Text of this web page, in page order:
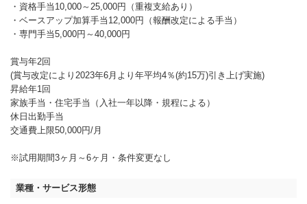
・資格手当10,000～25,000円（重複支給あり）
・ベースアップ加算手当12,000円（報酬改定による手当）
・専門手当5,000円～40,000円
賞与年2回
(賞与改定により2023年6月より年平均4％(約15万)引き上げ実施)
昇給年1回
家族手当・住宅手当（入社一年以降・規程による）
休日出勤手当
交通費上限50,000円/月
※試用期間3ヶ月～6ヶ月・条件変更なし
業種・サービス形態